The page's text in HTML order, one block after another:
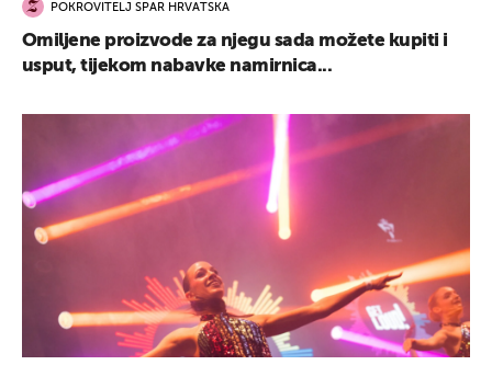
POKROVITELJ SPAR HRVATSKA
Omiljene proizvode za njegu sada možete kupiti i
usput, tijekom nabavke namirnica...